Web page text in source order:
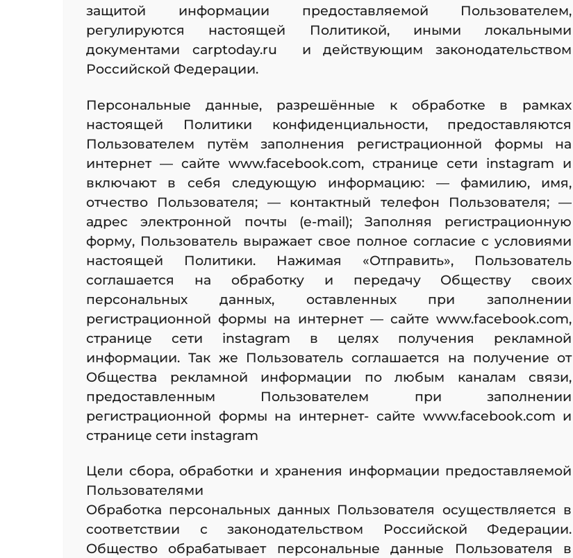
защитой информации предоставляемой Пользователем,
регулируются настоящей Политикой, иными локальными
документами carptoday.ru и действующим законодательством
Российской Федерации.
Персональные данные, разрешённые к обработке в рамках
настоящей Политики конфиденциальности, предоставляются
Пользователем путём заполнения регистрационной формы на
интернет — сайте www.facebook.com, странице сети instagram и
включают в себя следующую информацию: — фамилию, имя,
отчество Пользователя; — контактный телефон Пользователя; —
адрес электронной почты (e-mail); Заполняя регистрационную
форму, Пользователь выражает свое полное согласие с условиями
настоящей Политики. Нажимая «Отправить», Пользователь
соглашается на обработку и передачу Обществу своих
персональных данных, оставленных при заполнении
регистрационной формы на интернет — сайте www.facebook.com,
странице сети instagram в целях получения рекламной
информации. Так же Пользователь соглашается на получение от
Общества рекламной информации по любым каналам связи,
предоставленным Пользователем при заполнении
регистрационной формы на интернет- сайте www.facebook.com и
странице сети instagram
Цели сбора, обработки и хранения информации предоставляемой
Пользователями
Обработка персональных данных Пользователя осуществляется в
соответствии с законодательством Российской Федерации.
Общество обрабатывает персональные данные Пользователя в